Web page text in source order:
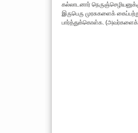
கல்லாடனார்
இருபெரு முரசுகளைக்
பார்த்துக்கொள்க.